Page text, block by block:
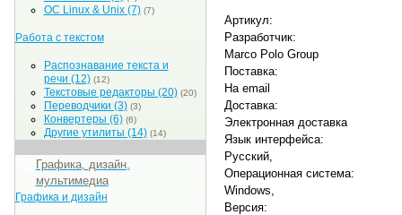
Артикул:
Разработчик:
Marco Polo Group
Поставка:
На email
Доставка:
Электронная доставка
Язык интерфейса:
Русский,
Операционная система:
Windows,
Версия:
ОС Linux & Unix(7) (7)
Работа с текстом
Распознавание текста и
речи (12) (12)
Текстовые редакторы (20) (20)
Переводчики (3) (3)
Конвертеры (6) (6)
Другие утилиты (14) (14)
Графика, дизайн,
мультимедиа
Графика и дизайн